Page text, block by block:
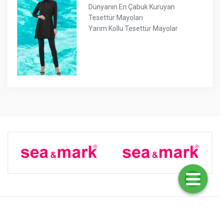
Dünyanın En Çabuk Kuruyan
Tesettür Mayoları
Yarım Kollu Tesettür Mayolar